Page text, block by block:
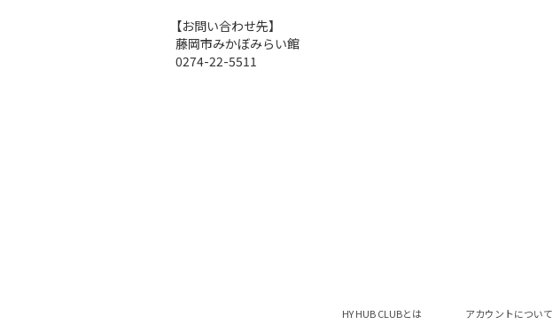
【お問い合わせ先】
藤岡市みかぼみらい館
0274-22-5511
HY HUB CLUBとは アカウントについて